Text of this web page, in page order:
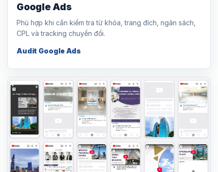
Google Ads
Phù hợp khi cần kiểm tra từ khóa, trang đích, ngân sách,
CPL và tracking chuyển đổi.
Audit Google Ads